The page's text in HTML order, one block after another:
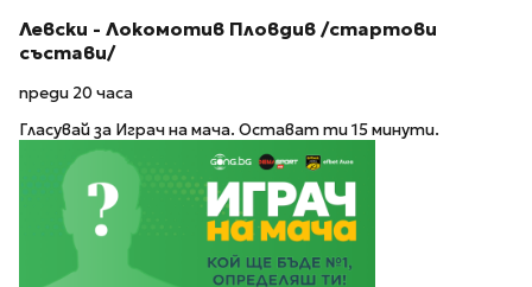
Левски - Локомотив Пловдив /стартови
състави/
преди 20 часа
Гласувай за Играч на мача. Остават ти 15 минути.